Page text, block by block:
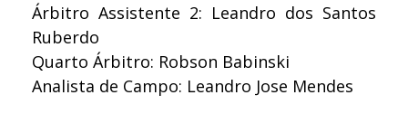
Árbitro Assistente 2: Leandro dos Santos
Ruberdo
Quarto Árbitro: Robson Babinski
Analista de Campo: Leandro Jose Mendes